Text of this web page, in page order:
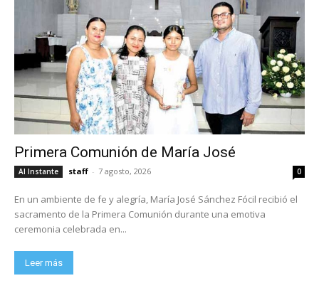
Primera Comunión de María José
Al Instante staff - 7 agosto, 2026 0
En un ambiente de fe y alegría, María José Sánchez Fócil recibió el
sacramento de la Primera Comunión durante una emotiva
ceremonia celebrada en...
Leer más